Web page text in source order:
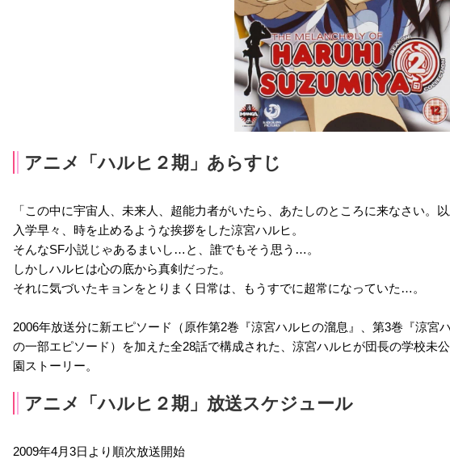
アニメ「ハルヒ２期」あらすじ
「この中に宇宙人、未来人、超能力者がいたら、あたしのところに来なさい。以
入学早々、時を止めるような挨拶をした涼宮ハルヒ。
そんなSF小説じゃあるまいし…と、誰でもそう思う…。
しかしハルヒは心の底から真剣だった。
それに気づいたキョンをとりまく日常は、もうすでに超常になっていた…。
2006年放送分に新エピソード（原作第2巻『涼宮ハルヒの溜息』、第3巻『涼宮
の一部エピソード）を加えた全28話で構成された、涼宮ハルヒが団長の学校未
園ストーリー。
アニメ「ハルヒ２期」放送スケジュール
2009年4月3日より順次放送開始